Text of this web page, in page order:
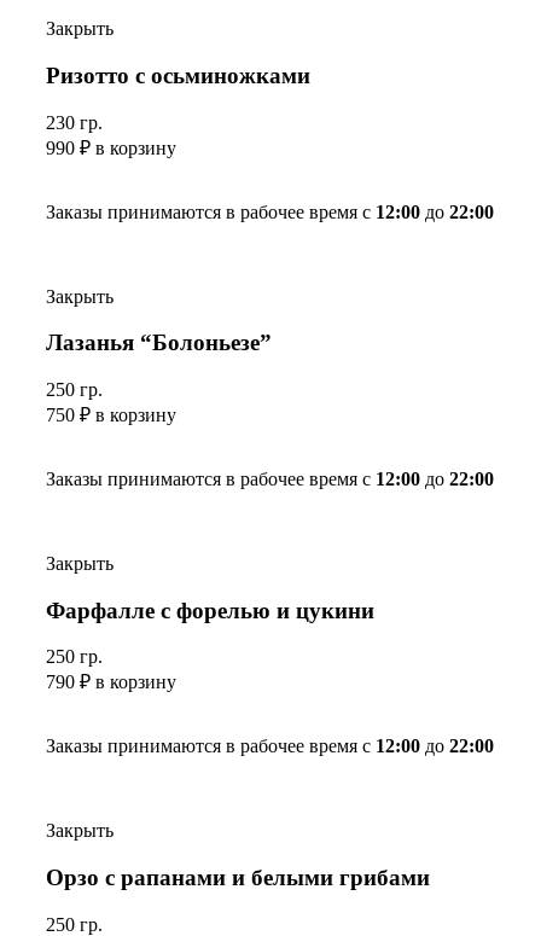
Закрыть
Ризотто с осьминожками
230 гр.
990 ₽ в корзину
Заказы принимаются в рабочее время с 12:00 до 22:00
Закрыть
Лазанья “Болоньезе”
250 гр.
750 ₽ в корзину
Заказы принимаются в рабочее время с 12:00 до 22:00
Закрыть
Фарфалле с форелью и цукини
250 гр.
790 ₽ в корзину
Заказы принимаются в рабочее время с 12:00 до 22:00
Закрыть
Орзо с рапанами и белыми грибами
250 гр.